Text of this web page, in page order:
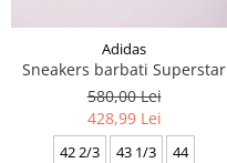
Adidas
Sneakers barbati Superstar
580,00 Lei
428,99 Lei
42 2/3 43 1/3 44